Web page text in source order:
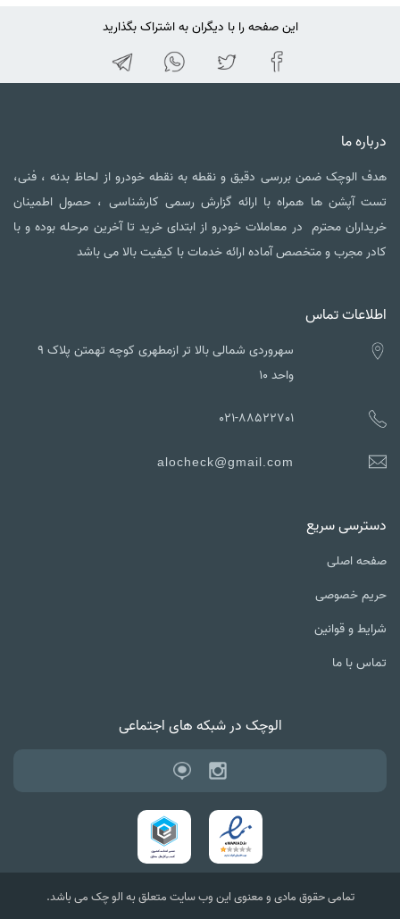
این صفحه را با دیگران به اشتراک بگذارید
درباره ما
هدف الوچک ضمن بررسی دقیق و نقطه به نقطه خودرو از لحاظ بدنه ، فنی،
تست آپشن ها همراه با ارائه گزارش رسمی کارشناسی ، حصول اطمینان
خریداران محترم در معاملات خودرو از ابتدای خرید تا آخرین مرحله بوده و با
کادر مجرب و متخصص آماده ارائه خدمات با کیفیت بالا می باشد
اطلاعات تماس
سهروردی شمالی بالا تر ازمطهری کوچه تهمتن پلاک ۹
واحد ۱۰
021-88522701
alocheck@gmail.com
دسترسی سریع
صفحه اصلی
حریم خصوصی
شرایط و قوانین
تماس با ما
الوچک در شبکه های اجتماعی
تمامی حقوق مادی و معنوی این وب سایت متعلق به الو چک می باشد.